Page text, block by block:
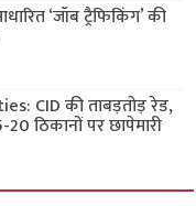
‘जॉब ट्रैफिकिंग’ की
CID की ताबड़तोड़ रेड,
ठिकानों पर छापेमारी